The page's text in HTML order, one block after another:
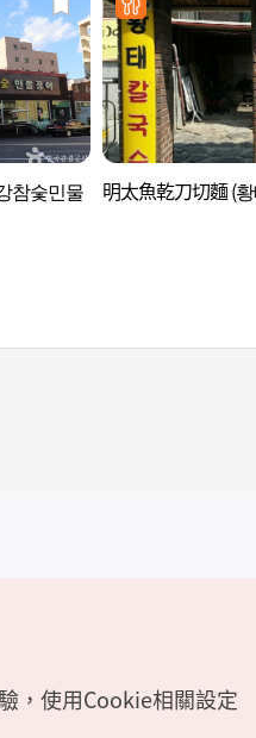
참숯민물
明太魚乾刀切麵 (
，使用Cookie相關設定